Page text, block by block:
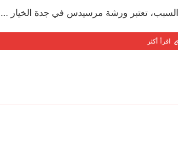
السبب، تعتبر ورشة مرسيدس في جدة الخيار ...
اقرأ أكثر